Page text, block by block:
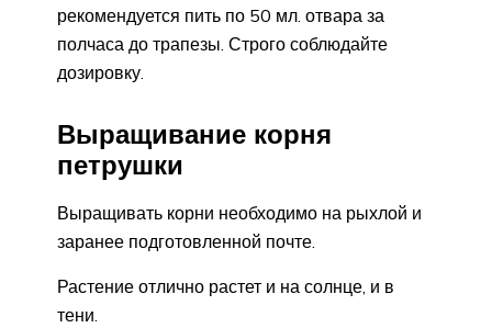
рекомендуется пить по 50 мл. отвара за
полчаса до трапезы. Строго соблюдайте
дозировку.
Выращивание корня
петрушки
Выращивать корни необходимо на рыхлой и
заранее подготовленной почте.
Растение отлично растет и на солнце, и в
тени.